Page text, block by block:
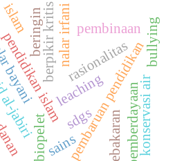
rasionalitas
jabiri
pendidikan islamnalar irfani
berpikir kritispembaruan pendidikan
pemberdayaankonservasi air
beringin
sdgs
pembinaan bullying
biopelet
leaching
kebakaran
islam
sains